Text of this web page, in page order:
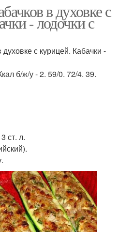
в духовке с
- лодочки с
с курицей. Кабачки -
б/ж/у - 2. 59/0. 72/4. 39.
ст. л.